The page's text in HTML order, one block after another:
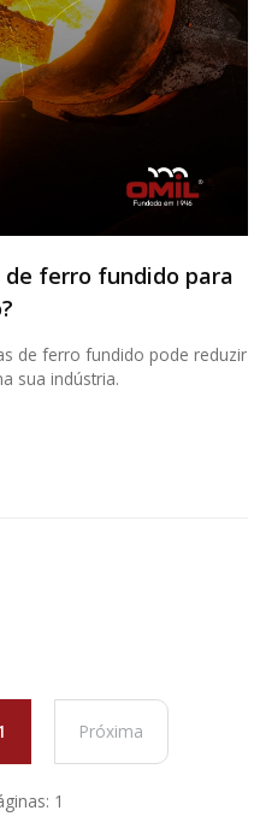
de ferro fundido para
de ferro fundido pode reduzir
sua indústria.
Próxima
1